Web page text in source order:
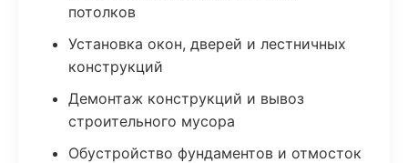
потолков
Установка окон, дверей и лестничных
конструкций
Демонтаж конструкций и вывоз
строительного мусора
Обустройство фундаментов и отмосток